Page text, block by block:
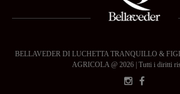
BELLAVEDER DI LUCHETTA TRANQUILLO &
AGRICOLA @ 2026 | Tutti i diritti